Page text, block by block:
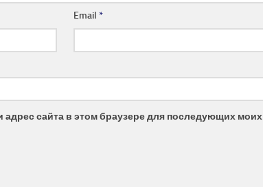
Email*
адрес сайта в этом браузере для последующих моих